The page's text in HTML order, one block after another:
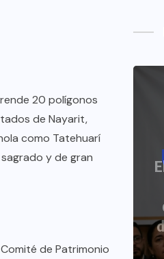
20 polígonos
de Nayarit,
como Tatehuarí
y de gran
de Patrimonio
NOTICIAS
Hamilton
“Nova”.